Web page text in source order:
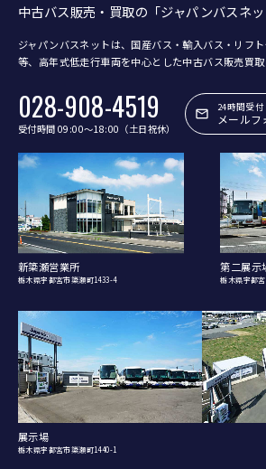
中古バス販売・買取の「ジャパンバスネッ
ジャパンバスネットは、国産バス・輸入バス・リフ
等、 高年式低走行車両を中心とした中古バス販売買取
028-908-4519
受付時間 09:00〜18:00（土日祝休）
24時間受付
メールフ
新簗瀬営業所
栃木県宇都宮市簗瀬町1433-4
第二展示
栃木県宇都
展示場
栃木県宇都宮市簗瀬町1440-1